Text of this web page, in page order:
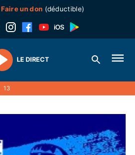
Faire un don (déductible)
Play
LE DIRECT
13